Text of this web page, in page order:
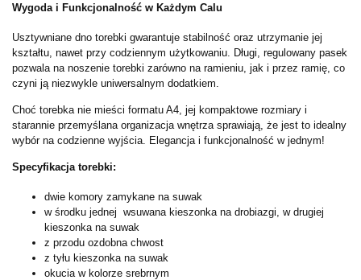
Wygoda i Funkcjonalność w Każdym Calu
Usztywniane dno torebki gwarantuje stabilność oraz utrzymanie jej
kształtu, nawet przy codziennym użytkowaniu. Długi, regulowany pasek
pozwala na noszenie torebki zarówno na ramieniu, jak i przez ramię, co
czyni ją niezwykle uniwersalnym dodatkiem.
Choć torebka nie mieści formatu A4, jej kompaktowe rozmiary i
starannie przemyślana organizacja wnętrza sprawiają, że jest to idealny
wybór na codzienne wyjścia. Elegancja i funkcjonalność w jednym!
Specyfikacja torebki:
dwie komory zamykane na suwak
w środku jednej wsuwana kieszonka na drobiazgi, w drugiej
kieszonka na suwak
z przodu ozdobna chwost
z tyłu kieszonka na suwak
okucia w kolorze srebrnym